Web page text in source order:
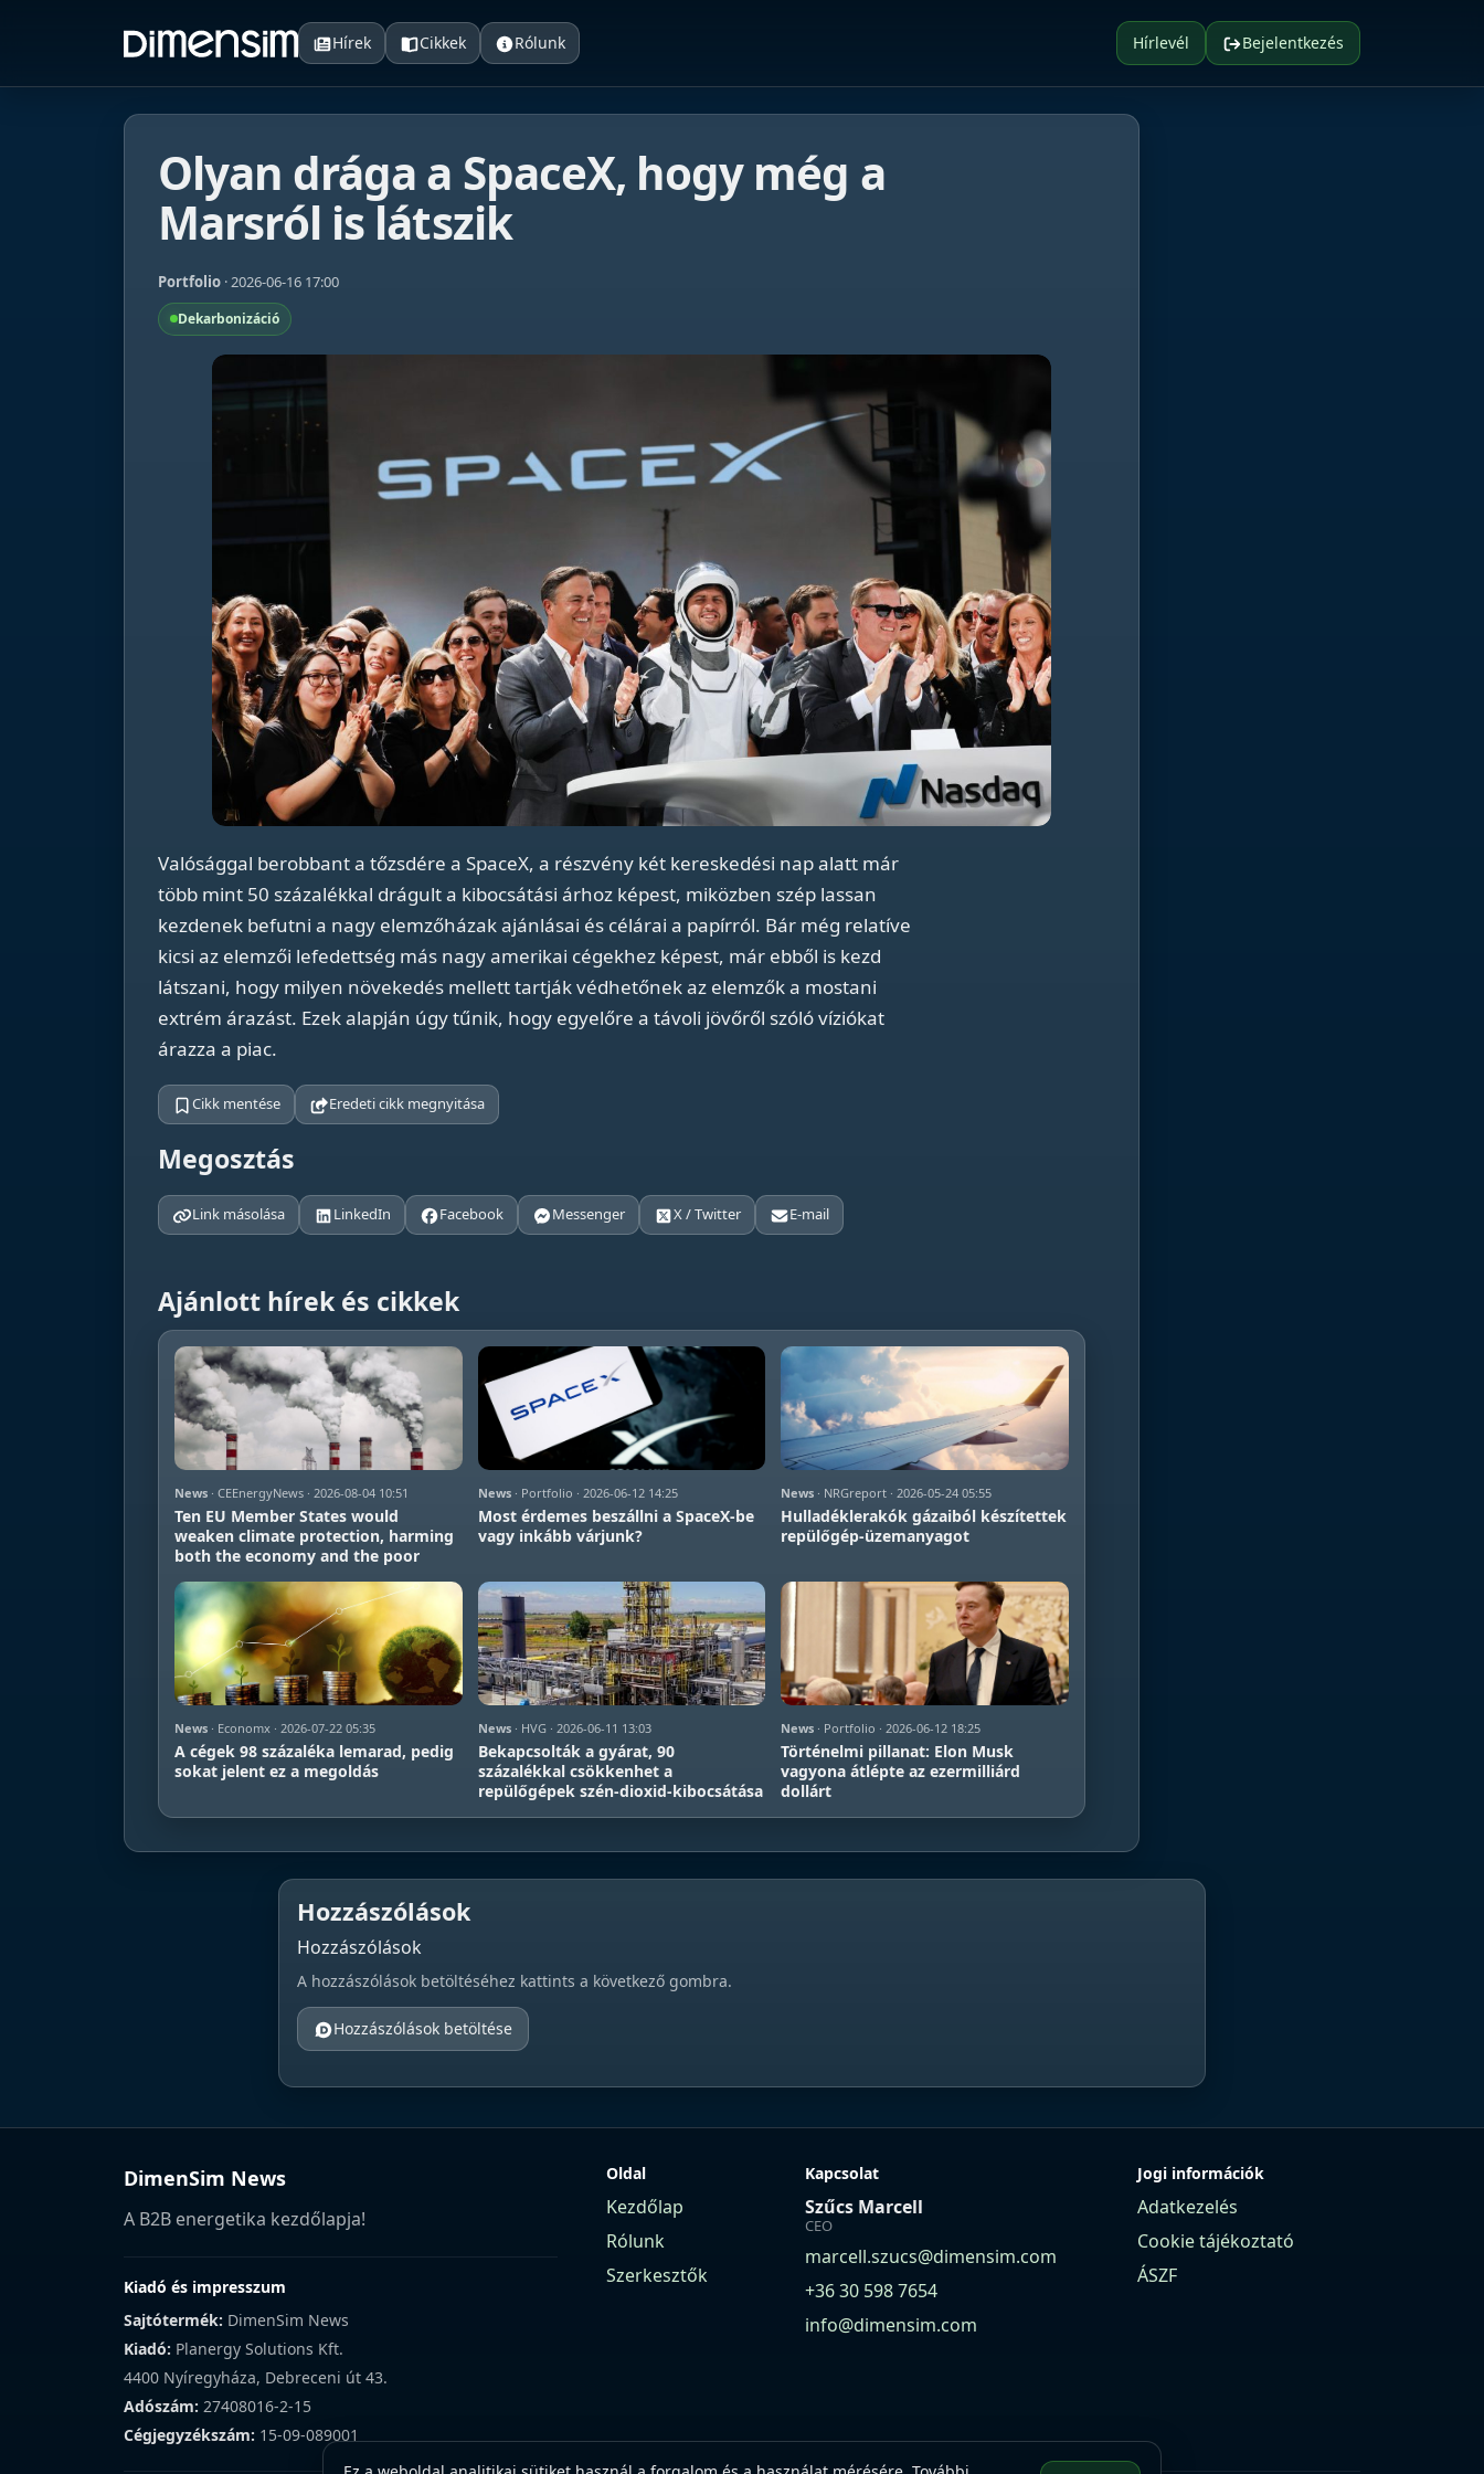
Hírlevél Bejelentkezés
Hírek Cikkek Rólunk
Olyan drága a SpaceX, hogy még a
Marsról is látszik
Portfolio · 2026-06-16 17:00
Dekarbonizáció
Valósággal berobbant a tőzsdére a SpaceX, a részvény két kereskedési nap alatt már
több mint 50 százalékkal drágult a kibocsátási árhoz képest, miközben szép lassan
kezdenek befutni a nagy elemzőházak ajánlásai és célárai a papírról. Bár még relatíve
kicsi az elemzői lefedettség más nagy amerikai cégekhez képest, már ebből is kezd
látszani, hogy milyen növekedés mellett tartják védhetőnek az elemzők a mostani
extrém árazást. Ezek alapján úgy tűnik, hogy egyelőre a távoli jövőről szóló víziókat
árazza a piac.
Cikk mentése Eredeti cikk megnyitása
Megosztás
Link másolása LinkedIn Facebook Messenger X / Twitter E-mail
Ajánlott hírek és cikkek
News · CEEnergyNews · 2026-08-04 10:51
Ten EU Member States would
weaken climate protection, harming
both the economy and the poor
News· Portfolio · 2026-06-12 14:25
Most érdemes beszállni a SpaceX-be
vagy inkább várjunk?
News · NRGreport · 2026-05-24 05:55
Hulladéklerakók gázaiból készítettek
repülőgép-üzemanyagot
News · Economx · 2026-07-22 05:35
A cégek 98 százaléka lemarad, pedig
sokat jelent ez a megoldás
News· HVG · 2026-06-11 13:03
Bekapcsolták a gyárat, 90
százalékkal csökkenhet a
repülőgépek szén-dioxid-kibocsátása
News · Portfolio · 2026-06-12 18:25
Történelmi pillanat: Elon Musk
vagyona átlépte az ezermilliárd
dollárt
Hozzászólások
Hozzászólások
A hozzászólások betöltéséhez kattints a következő gombra.
Hozzászólások betöltése
DimenSim News
A B2B energetika kezdőlapja!
Kiadó és impresszum
Sajtótermék: DimenSim News
Kiadó: Planergy Solutions Kft.
4400 Nyíregyháza, Debreceni út 43.
Adószám: 27408016-2-15
Cégjegyzékszám: 15-09-089001
Oldal
Kezdőlap
Rólunk
Szerkesztők
Kapcsolat
Szűcs Marcell
CEO
marcell.szucs@dimensim.com
+36 30 598 7654
info@dimensim.com
Jogi információk
Adatkezelés
Cookie tájékoztató
ÁSZF